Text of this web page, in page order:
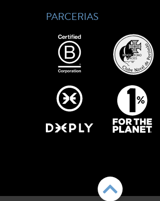
PARCERIAS